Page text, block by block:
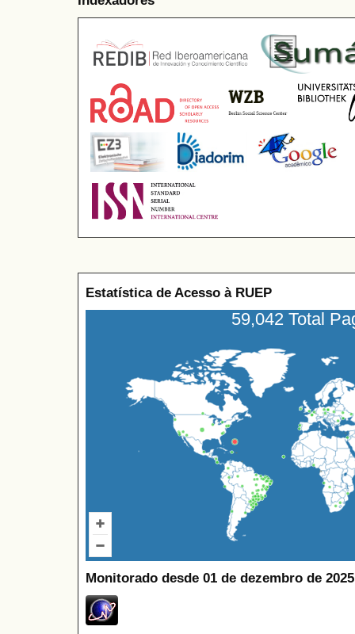
Estatística de Acesso à RUEP
59,042 Total
Monitorado desde 01 de dezembro de